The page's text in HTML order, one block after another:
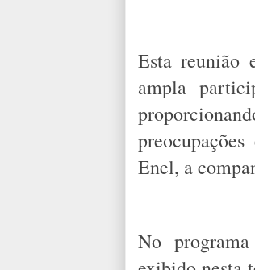
Esta reunião
ampla
Enel, a
No